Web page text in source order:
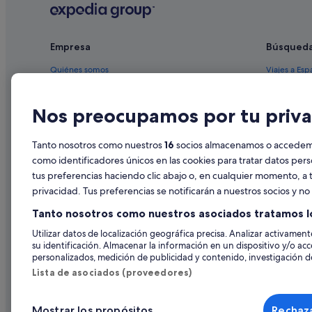
Complejos turísticos en Lorca
Hoteles con gimnasio en Lorca
Casas de huéspedes en Lorca
Hoteles con casino en Lorca
Ryokan en Lorca
Hoteles de 5 estrellas en Lorca
Complejos de pisos en Lorca
Apartamentos en Lorca
Apartoteles en Lorca
Hoteles cerca de Museos de Semana Santa
Hoteles con bar en Lorca
Empresa
Quiénes somos
Anuncia tu alojamiento
Prensa
Viajes a
Alquileres
Vuelos
Alquiler de
Nos preocupamos por tu
Tanto nosotros como nuestros16 socios almacenamos o
como identificadores únicos en las cookies para tratar datos
tus preferencias haciendo clic abajo o, en cualquier momento,
privacidad. Tus preferencias se notificarán a nuestros socios y
Tanto nosotros como nuestros asociados tratamos
Utilizar datos de localización geográfica precisa. Analizar
su identificación. Almacenar la información en un dispositivo y/o
personalizados, medición de publicidad y contenido, investigación
Lista de asociados (proveedores)